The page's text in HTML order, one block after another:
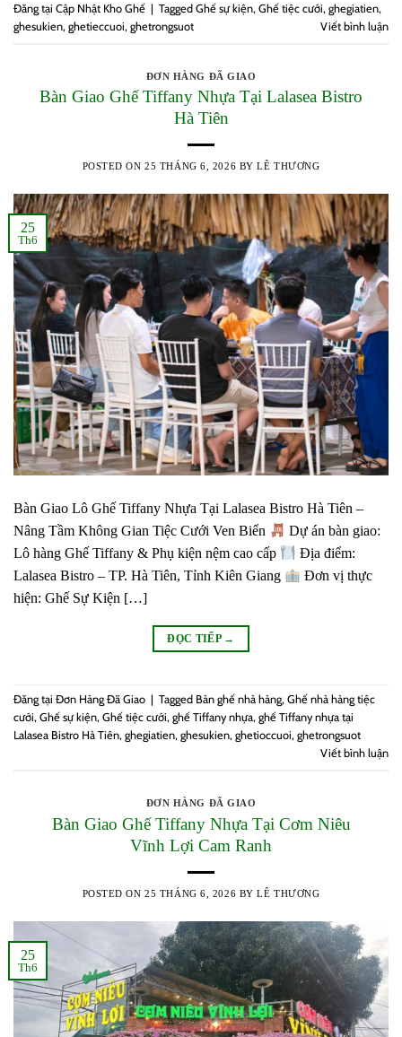
Đăng tại Cập Nhật Kho Ghế | Tagged Ghế sự kiện, Ghế tiệc cưới, ghegiatien,
ghesukien, ghetieccuoi, ghetrongsuot Viết bình luận
ĐƠN HÀNG ĐÃ GIAO
Bàn Giao Ghế Tiffany Nhựa Tại Lalasea Bistro
Hà Tiên
POSTED ON25 THÁNG 6, 2026 BYLÊ THƯƠNG
25
Th6
Bàn Giao Lô Ghế Tiffany Nhựa Tại Lalasea Bistro Hà Tiên –
Nâng Tầm Không Gian Tiệc Cưới Ven Biển
Dự án bàn giao:
Lô hàng Ghế Tiffany & Phụ kiện nệm cao cấp
Địa điểm:
Lalasea Bistro – TP. Hà Tiên, Tỉnh Kiên Giang
Đơn vị thực
hiện: Ghế Sự Kiện […]
ĐỌC TIẾP →
Đăng tại Đơn Hàng Đã Giao | Tagged Bàn ghế nhà hàng, Ghế nhà hàng tiệc
cưới, Ghế sự kiện, Ghế tiệc cưới, ghế Tiffany nhựa, ghế Tiffany nhựa tại
Lalasea Bistro Hà Tiên, ghegiatien, ghesukien, ghetioccuoi, ghetrongsuot
Viết bình luận
ĐƠN HÀNG ĐÃ GIAO
Bàn Giao Ghế Tiffany Nhựa Tại Cơm Niêu
Vĩnh Lợi Cam Ranh
POSTED ON25 THÁNG 6, 2026 BYLÊ THƯƠNG
25
Th6